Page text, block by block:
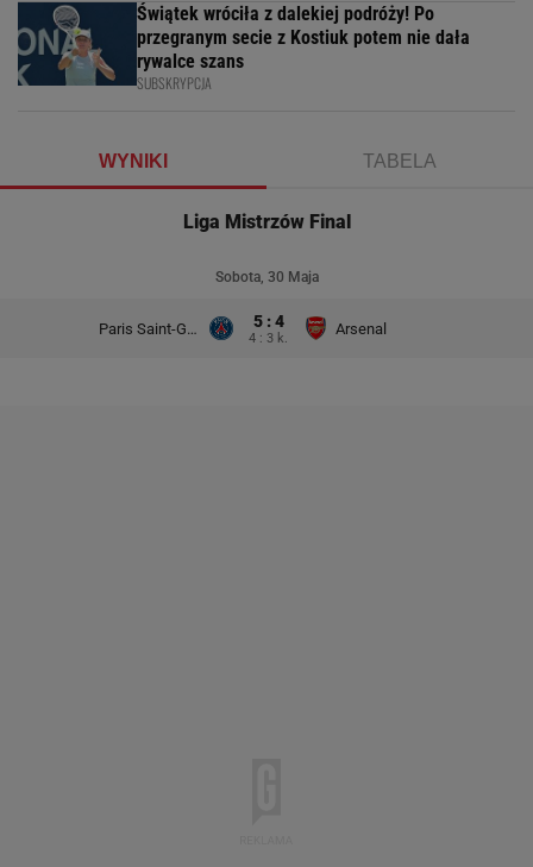
Świątek wróciła z dalekiej podróży! Po
przegranym secie z Kostiuk potem nie dała
rywalce szans
SUBSKRYPCJA
WYNIKI TABELA
Liga Mistrzów Final
Sobota, 30 Maja
Paris Saint-Germain 5 : 4
4 : 3 k.
Arsenal